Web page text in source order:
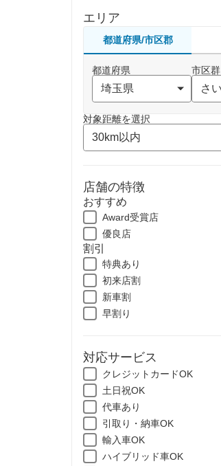
エリア
都道府県/市区郡
都道府県 市区群
対象距離を選択
店舗の特徴
おすすめ
Award受賞店
優良店
割引
特典あり
初来店割
新車割
早割り
対応サービス
クレジットカードOK
土日祝OK
代車あり
引取り・納車OK
輸入車OK
ハイブリッド車OK